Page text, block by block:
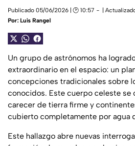
Publicado 05/06/2026 | 🕑 10:57
|
Por: Luis Rangel
Un grupo de astrónomos ha
extraordinario en el espacio: un
concepciones tradicionales sobre
conocidos. Este cuerpo celeste se
carecer de tierra firme y
cubierto completamente por agua
Este hallazgo abre nuevas